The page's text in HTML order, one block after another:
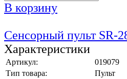
В корзину
Сенсорный пульт SR-
Характеристики
Артикул:
019079
Тип товара:
Пульт